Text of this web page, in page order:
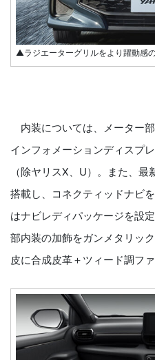
▲ラジエーターグリルをより躍動感
内装については、メーター
インフォメーションディスプ
（除ヤリスX、U）。また、
搭載し、コネクティッドナビ
はナビレディパッケージを設
部内装の加飾をガンメタリッ
皮に合成皮革＋ツィード調フ